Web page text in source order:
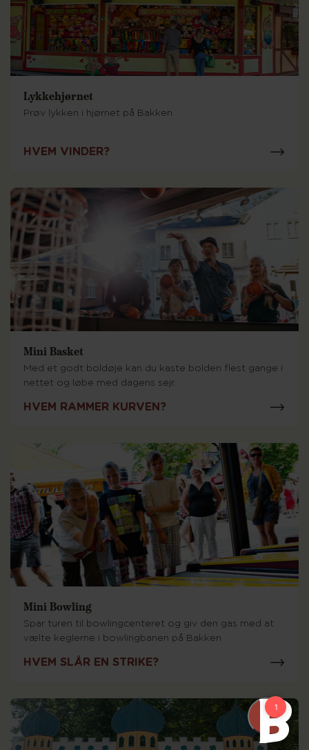
Lykkehjørnet
Prøv lykken i hjørnet på Bakken
HVEM VINDER?
Mini Basket
Med et godt boldøje kan du kaste bolden flest gange i
nettet og løbe med dagens sejr.
HVEM RAMMER KURVEN?
Mini Bowling
Spar turen til bowlingcenteret og giv den gas med at
vælte keglerne i bowlingbanen på Bakken
HVEM SLÅR EN STRIKE?